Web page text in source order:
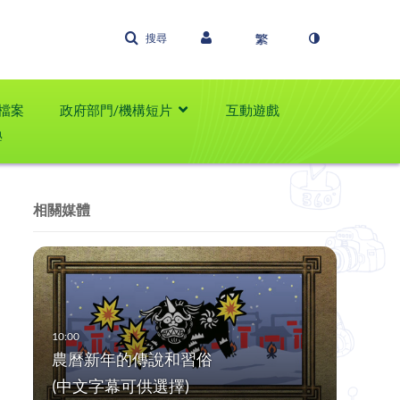
搜尋
案 政府部門/機構短片
互動遊戲
相關媒體
農曆新年的傳說和習俗
(中文字幕可供選擇)